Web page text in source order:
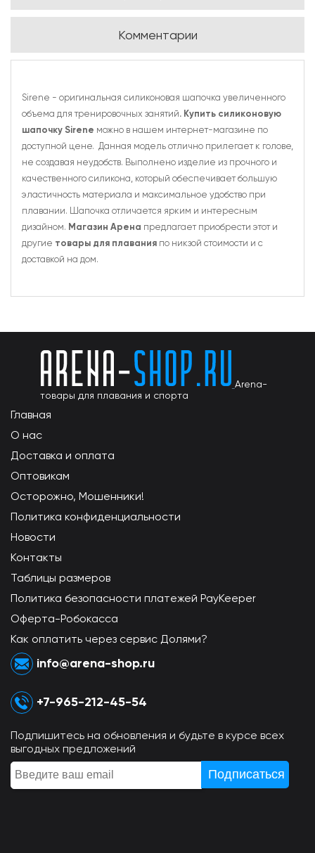
Комментарии
Sirene - оригинальная силиконовая шапочка увеличенного
объема для тренировочных занятий. Купить силиконовую
шапочку Sirene можно в нашем интернет-магазине по
доступной цене. Данная модель отлично прилегает к голове,
не создавая неудобств. Выполнено изделие из прочного и
качественного силикона, который обеспечивает большую
эластичность материала и максимальное удобство при
плавании. Шапочка отличается ярким и интересным
дизайном. Магазин Арена предлагает приобрести этот и
другие товары для плавания по никзой стоимости и с
доставкой на дом.
Arena-
товары для плавания и спорта
Главная
О нас
Доставка и оплата
Оптовикам
Осторожно, Мошенники!
Политика конфиденциальности
Новости
Контакты
Таблицы размеров
Политика безопасности платежей PayKeeper
Оферта-Робокасса
Как оплатить через сервис Долями?
info@arena-shop.ru
+7-965-212-45-54
Подпишитесь на обновления и будьте в курсе всех
выгодных предложений